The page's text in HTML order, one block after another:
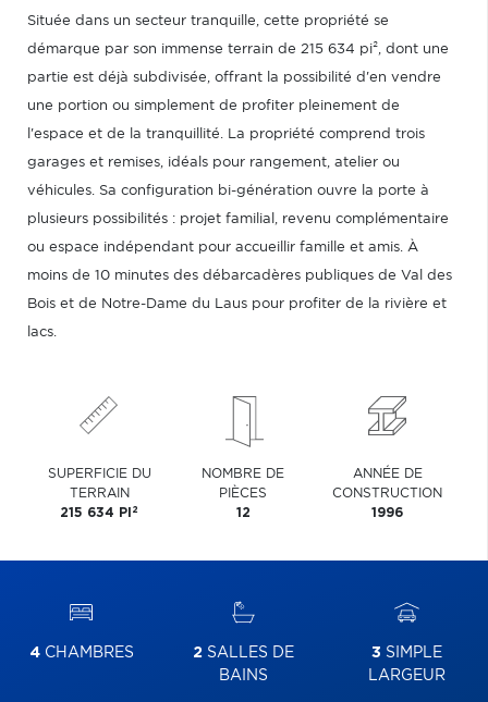
Située dans un secteur tranquille, cette propriété se
démarque par son immense terrain de 215 634 pi², dont une
partie est déjà subdivisée, offrant la possibilité d'en vendre
une portion ou simplement de profiter pleinement de
l'espace et de la tranquillité. La propriété comprend trois
garages et remises, idéals pour rangement, atelier ou
véhicules. Sa configuration bi-génération ouvre la porte à
plusieurs possibilités : projet familial, revenu complémentaire
ou espace indépendant pour accueillir famille et amis. À
moins de 10 minutes des débarcadères publiques de Val des
Bois et de Notre-Dame du Laus pour profiter de la rivière et
lacs.
SUPERFICIE DU
TERRAIN
215 634 PI 2
NOMBRE DE
PIÈCES
12
ANNÉE DE
CONSTRUCTION
1996
4CHAMBRES 2 SALLES DE
BAINS
3 SIMPLE
LARGEUR